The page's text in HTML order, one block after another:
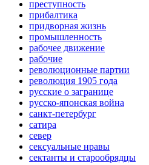
преступность
прибалтика
придворная жизнь
промышленность
рабочее движение
рабочие
революционные партии
революция 1905 года
русские о загранице
русско-японская война
санкт-петербург
сатира
север
сексуальные нравы
сектанты и старообрядцы